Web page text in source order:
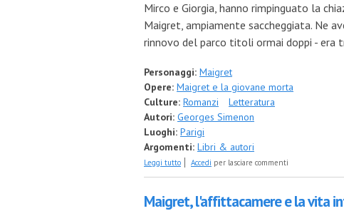
Mirco e Giorgia, hanno rimpinguato la
Maigret, ampiamente saccheggiata. Ne
rinnovo del parco titoli ormai doppi - era
Personaggi: Maigret
Opere: Maigret e la giovane morta
Culture: Romanzi
Letteratura
Autori: Georges Simenon
Luoghi: Parigi
Argomenti: Libri & autori
Leggi tutto su La mia piccola maratonina gialla conclusa con
Accedi per lasciare commenti
Maigret, l'affittacamere e la vita